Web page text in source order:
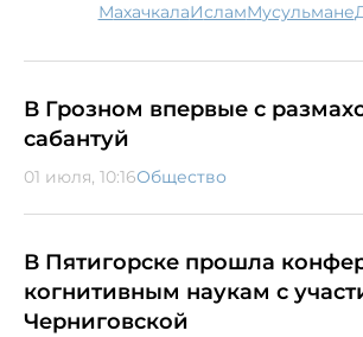
Махачкала ислам мусульмане
В Грозном впервые с
сабантуй
01 июля, 10:16Общество
В Пятигорске прошла
когнитивным наукам с
Черниговской